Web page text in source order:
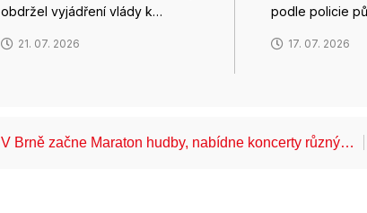
obdržel vyjádření vlády k…
21. 07. 2026
podle policie
17. 07. 2026
V Brně začne Maraton hudby, nabídne koncerty různý…